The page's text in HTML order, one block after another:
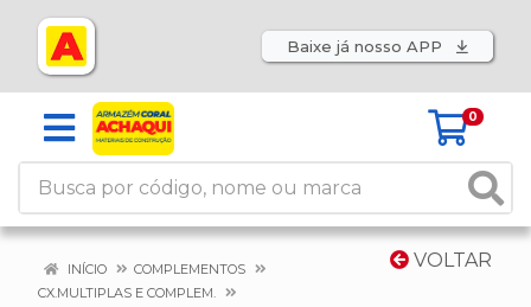
Baixe já nosso APP
0
VOLTAR
INÍCIO
COMPLEMENTOS
CX.MULTIPLAS E COMPLEM.